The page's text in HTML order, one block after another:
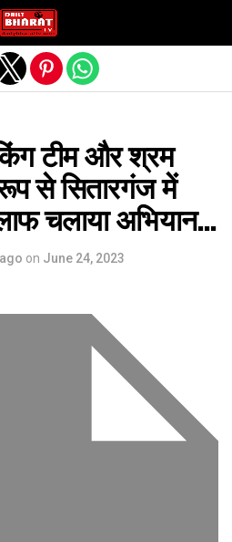
टीम और श्रम
से सितारगंज में
चलाया अभियान…
on June 24, 2023
version